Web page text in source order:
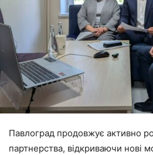
Павлоград продовжує активно
партнерства, відкриваючи нові